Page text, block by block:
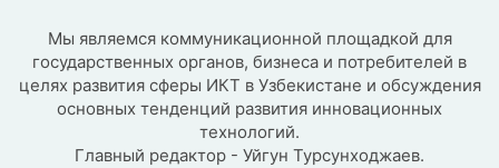
Мы являемся коммуникационной площадкой для
государственных органов, бизнеса и потребителей в
целях развития сферы ИКТ в Узбекистане и обсуждения
основных тенденций развития инновационных
технологий.
Главный редактор - Уйгун Турсунходжаев.